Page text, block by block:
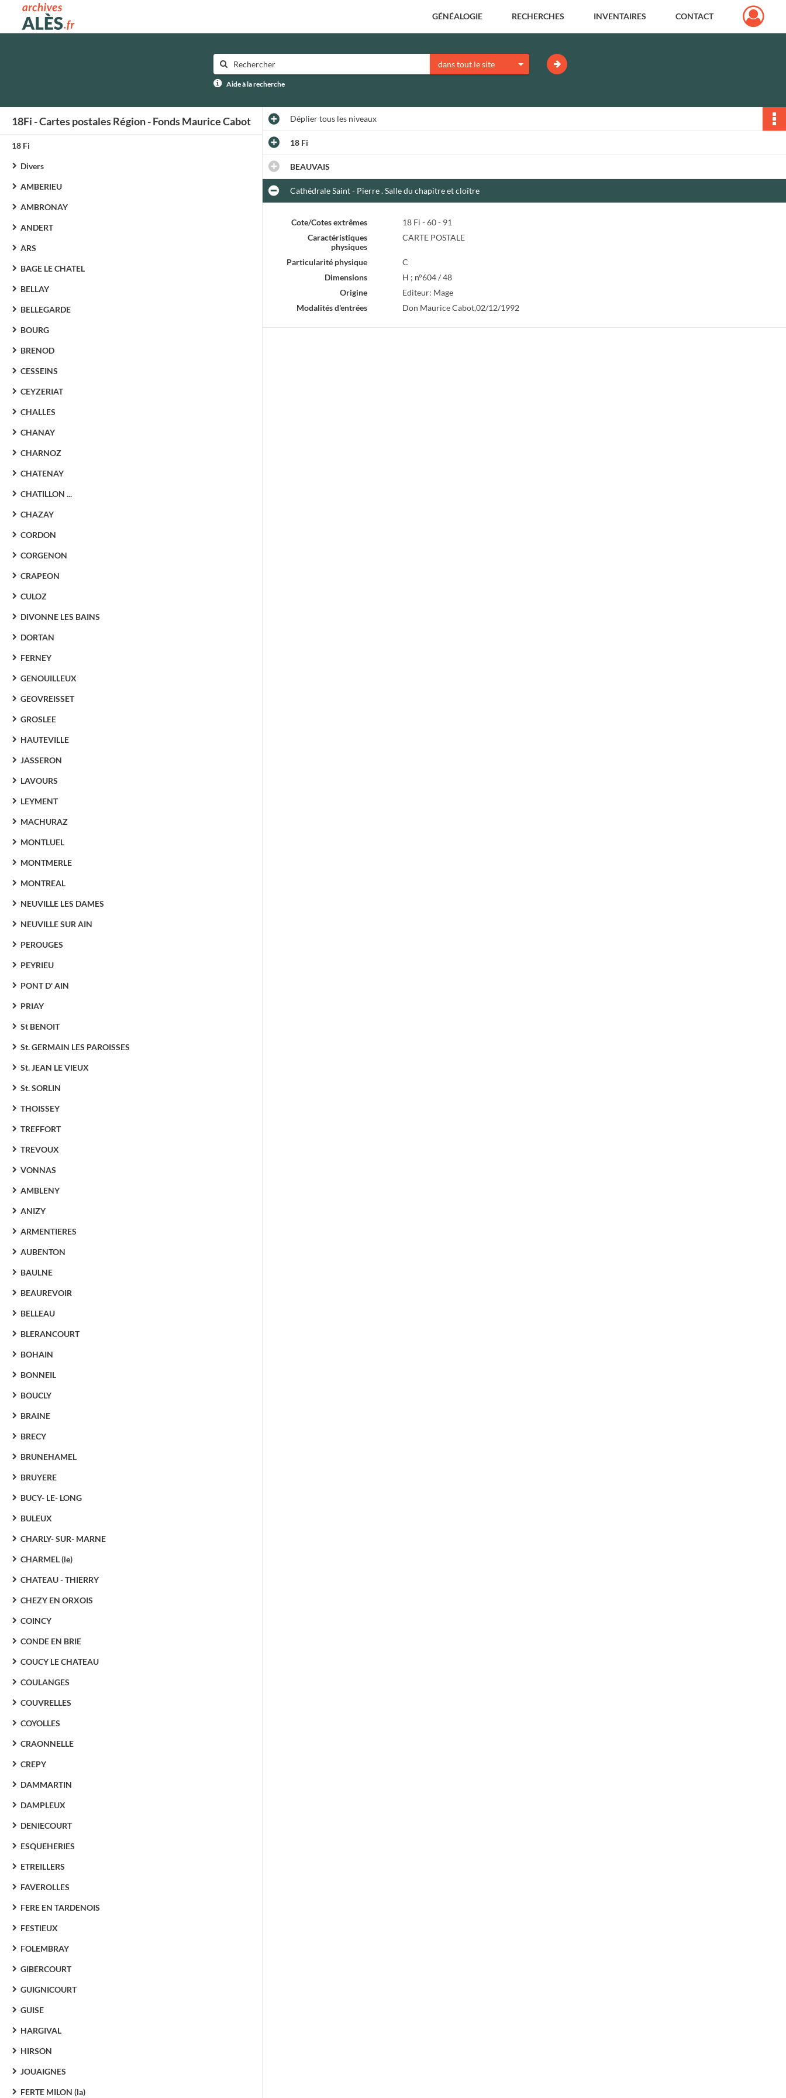
Archives municipales d'Alès GÉNÉALOGIE RECHERCHES INVENTAIRES CONTACT
dans tout le site
Aide à la recherche
18Fi - Cartes postales Région - Fonds Maurice Cabot
18 Fi
Divers
AMBERIEU
AMBRONAY
ANDERT
ARS
BAGE LE CHATEL
BELLAY
BELLEGARDE
BOURG
BRENOD
CESSEINS
CEYZERIAT
CHALLES
CHANAY
CHARNOZ
CHATENAY
CHATILLON ...
CHAZAY
CORDON
CORGENON
CRAPEON
CULOZ
DIVONNE LES BAINS
DORTAN
FERNEY
GENOUILLEUX
GEOVREISSET
GROSLEE
HAUTEVILLE
JASSERON
LAVOURS
LEYMENT
MACHURAZ
MONTLUEL
MONTMERLE
MONTREAL
NEUVILLE LES DAMES
NEUVILLE SUR AIN
PEROUGES
PEYRIEU
PONT D' AIN
PRIAY
St BENOIT
St. GERMAIN LES PAROISSES
St. JEAN LE VIEUX
St. SORLIN
THOISSEY
TREFFORT
TREVOUX
VONNAS
AMBLENY
ANIZY
ARMENTIERES
AUBENTON
BAULNE
BEAUREVOIR
BELLEAU
BLERANCOURT
BOHAIN
BONNEIL
BOUCLY
BRAINE
BRECY
BRUNEHAMEL
BRUYERE
BUCY- LE- LONG
BULEUX
CHARLY- SUR- MARNE
CHARMEL (le)
CHATEAU - THIERRY
CHEZY EN ORXOIS
COINCY
CONDE EN BRIE
COUCY LE CHATEAU
COULANGES
COUVRELLES
COYOLLES
CRAONNELLE
CREPY
DAMMARTIN
DAMPLEUX
DENIECOURT
ESQUEHERIES
ETREILLERS
FAVEROLLES
FERE EN TARDENOIS
FESTIEUX
FOLEMBRAY
GIBERCOURT
GUIGNICOURT
GUISE
HARGIVAL
HIRSON
JOUAIGNES
FERTE MILON (la)
Dépliertous les niveaux
18 Fi
BEAUVAIS
Cathédrale Saint - Pierre . Salle du chapitre et cloître
Cote/Cotes extrêmes
18 Fi - 60 - 91
Caractéristiques
physiques
CARTE POSTALE
Particularité physique
C
Dimensions
H ; n°604 / 48
Origine
Editeur: Mage
Modalités d'entrées
Don Maurice Cabot,02/12/1992